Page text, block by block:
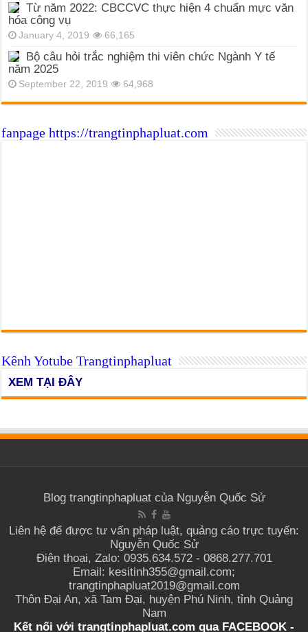
Từ năm 2022: CBCCVC thực hiện 4 chuẩn mực văn
hóa công vụ
January 4, 2019 66,165
Bộ câu hỏi trắc nghiệm thi viên chức Ngành Y tế
năm 2025
September 22, 2019 64,968
fanpage https://trangtinphapluat.com
Kênh Yotube Trangtinphapluat
XEM TẠI ĐÂY
Blog trangtinphapluat của Nguyễn Quốc Sử
Liên hệ để được tư vấn pháp luật, quảng cáo trực tuyến:
Nguyễn Quốc Sử
Điện thoại, Zalo: 0935.634.572 - 0868.277.701
Email: kesitinh355@gmail.com;
trangtinphapluat2019@gmail.com
Thôn Đại An, xã Tam Đại, huyện Phú Ninh, tỉnh Quảng
Nam
Kết nối với trangtinphapluat.com quaFACEBOOK -